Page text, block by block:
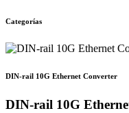
Categorías
DIN-rail 10G Ethernet Converter
DIN-rail 10G